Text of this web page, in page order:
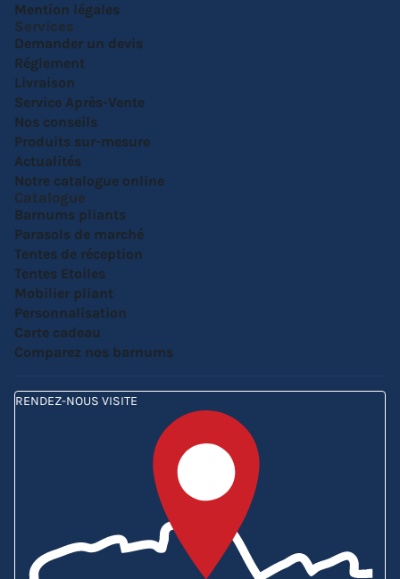
Mention légales
Services
Demander un devis
Réglement
Livraison
Service Après-Vente
Nos conseils
Produits sur-mesure
Actualités
Notre catalogue online
Catalogue
Barnums pliants
Parasols de marché
Tentes de réception
Tentes Etoiles
Mobilier pliant
Personnalisation
Carte cadeau
Comparez nos barnums
RENDEZ-NOUS VISITE